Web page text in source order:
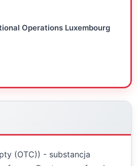
Operations Luxembourg
(OTC)) - substancja